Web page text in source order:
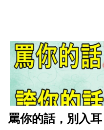
罵你的話，別入